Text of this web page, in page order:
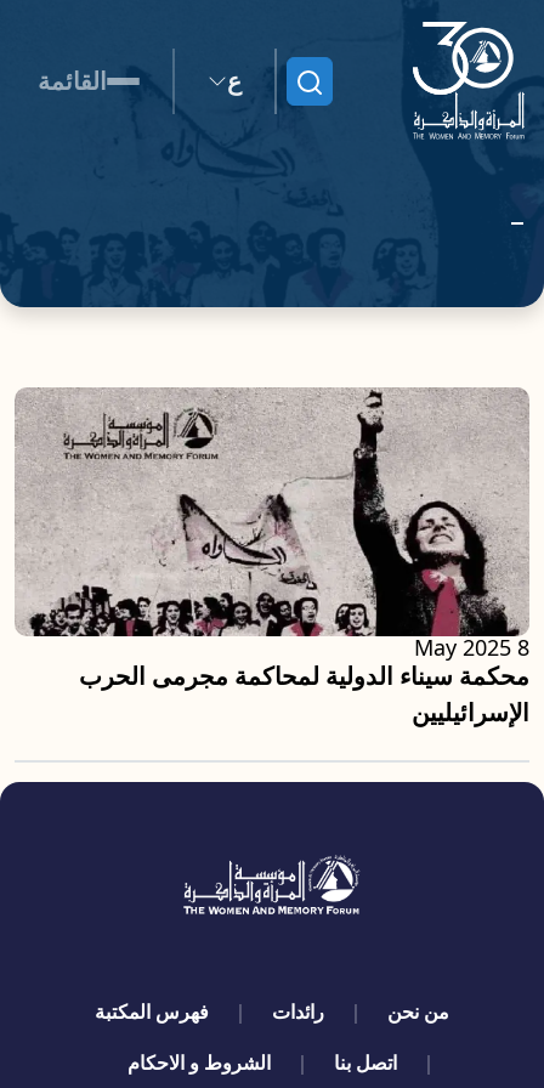
ابحث ع القائمة
محكمة سيناء الدولية لمحاكمة مجرمى الحرب
الإسرائيليين
8 May 2025
quick links
من نحن رائدات
فهرس المكتبة
اتصل بنا
الشروط و الاحكام